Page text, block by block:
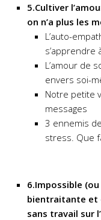
5.Cultiver
on n’a plus les
L’auto-
s’apprendre
L’amour de
envers soi-
Notre petite
messages
3 ennemis
stress. Que
6.Impossible
bientraitante et
sans travail sur